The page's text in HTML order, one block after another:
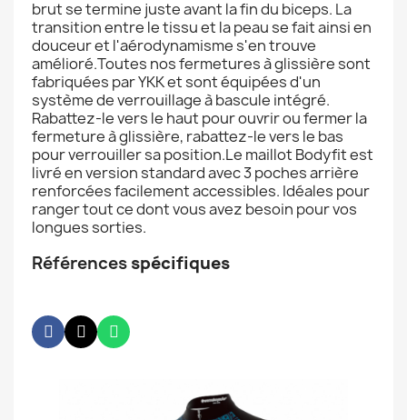
brut se termine juste avant la fin du biceps. La
transition entre le tissu et la peau se fait ainsi en
douceur et l'aérodynamisme s'en trouve
amélioré.Toutes nos fermetures à glissière sont
fabriquées par YKK et sont équipées d'un
système de verrouillage à bascule intégré.
Rabattez-le vers le haut pour ouvrir ou fermer la
fermeture à glissière, rabattez-le vers le bas
pour verrouiller sa position.Le maillot Bodyfit est
livré en version standard avec 3 poches arrière
renforcées facilement accessibles. Idéales pour
ranger tout ce dont vous avez besoin pour vos
longues sorties.
Références spécifiques